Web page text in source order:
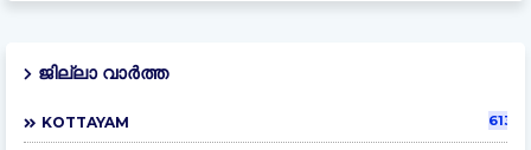
ജില്ലാ വാർത്ത
KOTTAYAM 6135